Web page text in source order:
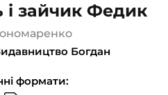
і зайчик Федик
Богдан
формати: